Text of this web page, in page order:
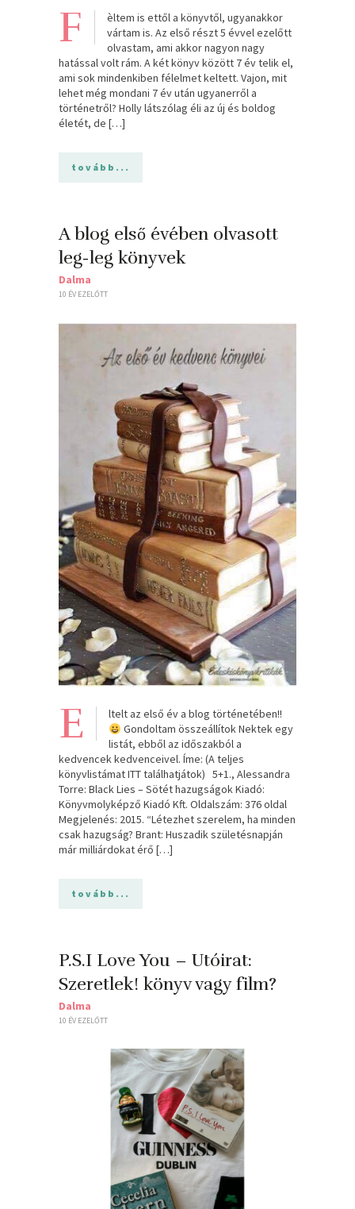
F
èltem is ettől a könyvtől, ugyanakkor
vártam is. Az első részt 5 évvel ezelőtt
olvastam, ami akkor nagyon nagy
hatással volt rám. A két könyv között 7 év telik el,
ami sok mindenkiben félelmet keltett. Vajon, mit
lehet még mondani 7 év után ugyanerről a
történetről? Holly látszólag éli az új és boldog
életét, de […]
tovább...
A blog első évében olvasott
leg-leg könyvek
Dalma
10 ÉV EZELŐTT
E
ltelt az első év a blog történetében!!
Gondoltam összeállítok Nektek egy
listát, ebből az időszakból a
kedvencek kedvenceivel. Íme: (A teljes
könyvlistámat ITT találhatjátok) 5+1., Alessandra
Torre: Black Lies – Sötét hazugságok Kiadó:
Könyvmolyképző Kiadó Kft. Oldalszám: 376 oldal
Megjelenés: 2015. “Létezhet szerelem, ha minden
csak hazugság? Brant: Huszadik születésnapján
már milliárdokat érő […]
tovább...
P.S.I Love You – Utóirat:
Szeretlek! könyv vagy film?
Dalma
10 ÉV EZELŐTT